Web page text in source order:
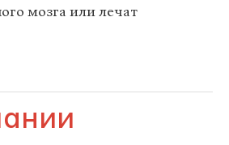
мозга или лечат